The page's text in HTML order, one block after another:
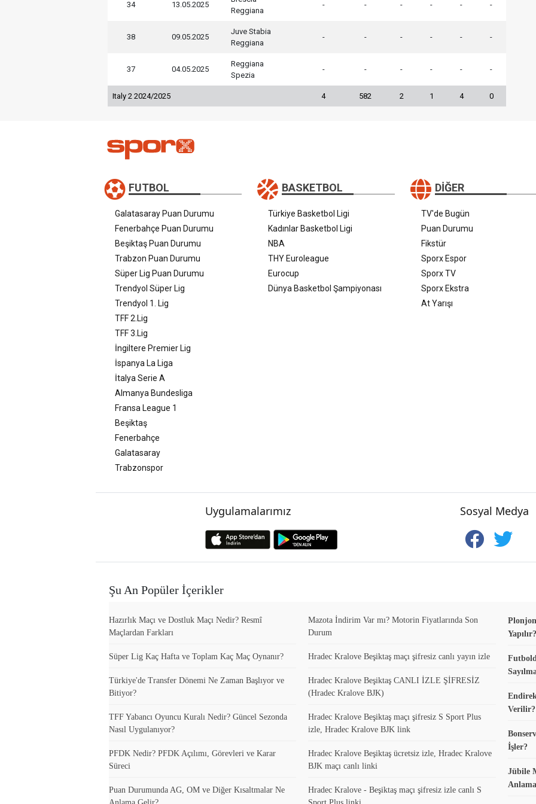
34 13.05.2025
Reggiana
- - - - - -
38 09.05.2025
Juve Stabia
Reggiana
- - - - - -
37 04.05.2025
Reggiana
Spezia
- - - - - -
Italy 2 2024/2025 4 582 2 1 4 0
FUTBOL
Galatasaray Puan Durumu
Fenerbahçe Puan Durumu
Beşiktaş Puan Durumu
Trabzon Puan Durumu
Süper Lig Puan Durumu
Trendyol Süper Lig
Trendyol 1. Lig
TFF 2.Lig
TFF 3.Lig
İngiltere Premier Lig
İspanya La Liga
İtalya Serie A
Almanya Bundesliga
Fransa League 1
Beşiktaş
Fenerbahçe
Galatasaray
Trabzonspor
BASKETBOL
Türkiye Basketbol Ligi
Kadınlar Basketbol Ligi
NBA
THY Euroleague
Eurocup
Dünya Basketbol Şampiyonası
DIĞER
TV'de Bugün
Puan Durumu
Fikstür
Sporx Espor
Sporx TV
Sporx Ekstra
At Yarışı
Uygulamalarımız Sosyal Medya
Şu An Popüler İçerikler
Hazırlık Maçı ve Dostluk Maçı Nedir? Resmî
Maçlardan Farkları
Süper Lig Kaç Hafta ve Toplam Kaç Maç Oynanır?
Türkiye'de Transfer Dönemi Ne Zaman Başlıyor ve
Bitiyor?
TFF Yabancı Oyuncu Kuralı Nedir? Güncel Sezonda
Nasıl Uygulanıyor?
PFDK Nedir? PFDK Açılımı, Görevleri ve Karar
Süreci
Puan Durumunda AG, OM ve Diğer Kısaltmalar Ne
Mazota İndirim Var mı? Motorin Fiyatlarında Son
Durum
Hradec Kralove Beşiktaş maçı şifresiz canlı yayın izle
Hradec Kralove Beşiktaş CANLI İZLE ŞİFRESİZ
(Hradec Kralove BJK)
Hradec Kralove Beşiktaş maçı şifresiz S Sport Plus
izle, Hradec Kralove BJK link
Hradec Kralove Beşiktaş ücretsiz izle, Hradec Kralove
BJK maçı canlı linki
Hradec Kralove - Beşiktaş maçı şifresiz izle canlı S
Yapılır?
Verilir?
İşler?
Jübile